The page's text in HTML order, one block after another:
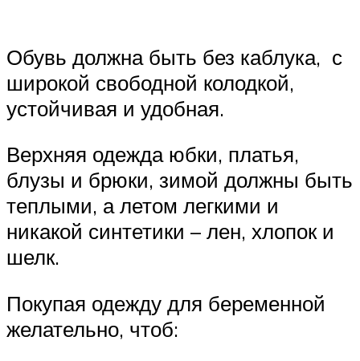
Обувь должна быть без каблука, с
широкой свободной колодкой,
устойчивая и удобная.
Верхняя одежда юбки, платья,
блузы и брюки, зимой должны быть
теплыми, а летом легкими и
никакой синтетики – лен, хлопок и
шелк.
Покупая одежду для беременной
желательно, чтоб: